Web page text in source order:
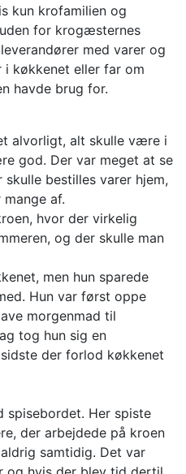
kun krofamilien og
for krogæsternes
med varer og
køkkenet eller far om
havde brug for.
alvorligt, alt skulle være i
god. Der var meget at se
bestilles varer hjem,
af.
hvor der virkelig
og der skulle man
men hun sparede
Hun var først oppe
morgenmad til
tog hun sig en
der forlod køkkenet
spisebordet. Her spiste
der arbejdede på kroen
samtidig. Det var